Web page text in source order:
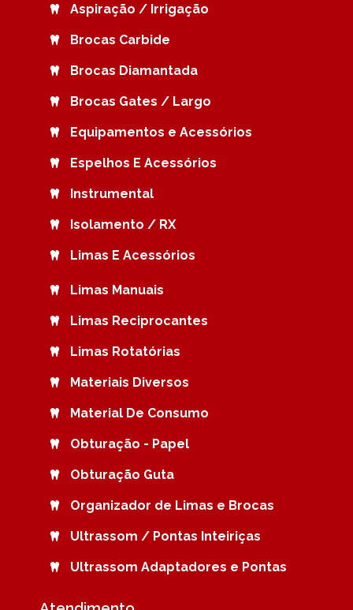
Aspiração / Irrigação
Brocas Carbide
Brocas Diamantada
Brocas Gates / Largo
Equipamentos e Acessórios
Espelhos E Acessórios
Instrumental
Isolamento / RX
Limas E Acessórios
Limas Manuais
Limas Reciprocantes
Limas Rotatórias
Materiais Diversos
Material De Consumo
Obturação - Papel
Obturação Guta
Organizador de Limas e Brocas
Ultrassom / Pontas Inteiriças
Ultrassom Adaptadores e Pontas